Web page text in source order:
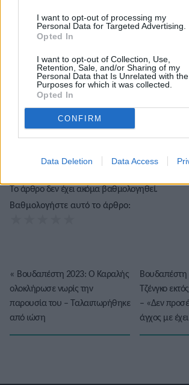
I want to opt-out of processing my
Personal Data for Targeted Advertising.
Opted In
I want to opt-out of Collection, Use,
Retention, Sale, and/or Sharing of my
Personal Data that Is Unrelated with the
Purposes for which it was collected.
Opted In
CONFIRM
Data Deletion Data Access
Στέλιος Ανδρικάκης
Το άρθρο δεν έχει ακόμα βαθμολογηθεί.
Βαθμολογήστε αυτό το άρθρο:
« Βουδαπέστη 2023: Ο Καραλής
ολοκλήρωσε νωρίς την
παρουσία του – Ταλαιπωρήθηκε
από ιώση
Βουδαπέστη
Τζένγκο
– «Δεν
άγχος με